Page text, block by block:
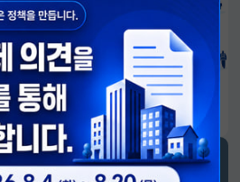
복과 도약, 모두의 1년
정경제부 SNS 소식